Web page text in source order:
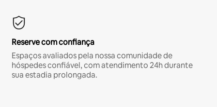
Reserve com confiança
Espaços avaliados pela nossa comunidade de
hóspedes confiável, com atendimento 24h durante
sua estadia prolongada.